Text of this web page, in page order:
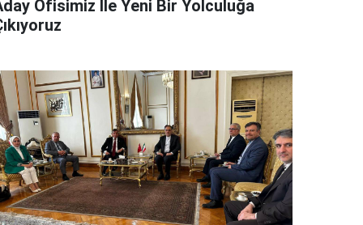
Ofisimiz İle Yeni Bir Yolculuğa